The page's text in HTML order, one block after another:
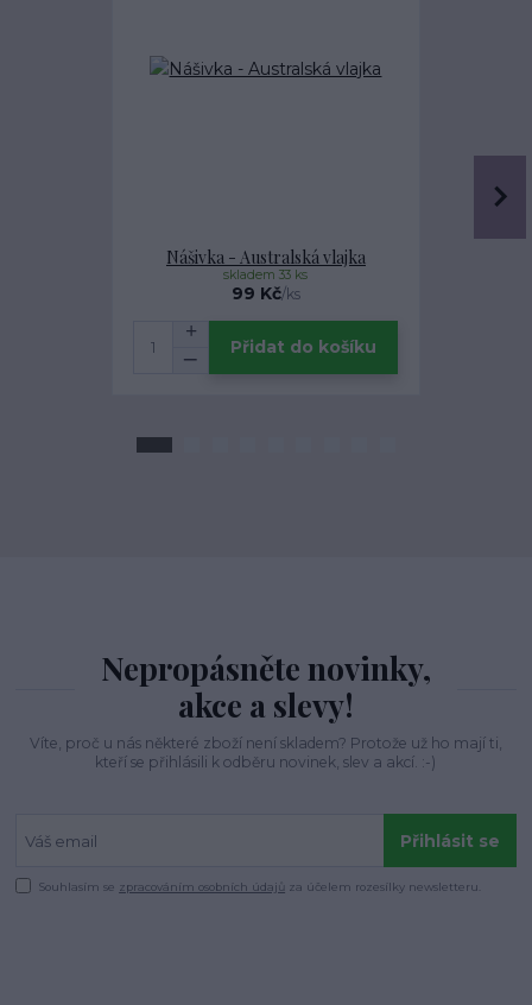
Nášivka - Australská vlajka
99 Kč/ks
skladem 33 ks
Přidat do košíku
Nepropásněte novinky,
akce a slevy!
Víte, proč u nás některé zboží není skladem? Protože už ho mají ti,
kteří se přihlásili k odběru novinek, slev a akcí. :-)
Přihlásit se
Souhlasím se zpracováním osobních údajů za účelem rozesílky newsletteru.